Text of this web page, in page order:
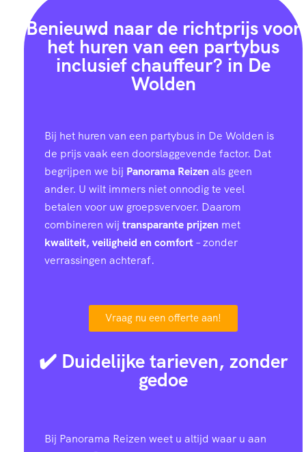
Benieuwd naar de richtprijs voor
het huren van een partybus
inclusief chauffeur? in De
Wolden
Bij het huren van een partybus in De Wolden is
de prijs vaak een doorslaggevende factor. Dat
begrijpen we bij Panorama Reizenals geen
ander. U wilt immers niet onnodig te veel
betalen voor uw groepsvervoer. Daarom
combineren wij transparante prijzen met
kwaliteit, veiligheid en comfort– zonder
verrassingen achteraf.
Vraag nu een offerte aan!
✔️ Duidelijke tarieven, zonder
gedoe
Bij Panorama Reizen weet u altijd waar u aan